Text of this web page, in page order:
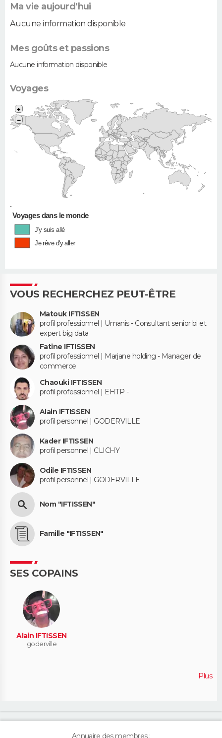
Ma vie aujourd'hui
Aucune information disponible
Mes goûts et passions
Aucune information disponible
Voyages
•
+
−
Voyages dans le monde
J'y suis allé
Je rêve d'y aller
VOUS RECHERCHEZ PEUT-ÊTRE
Matouk IFTISSEN
profil professionnel | Umanis - Consultant senior bi et
expert big data
Fatine IFTISSEN
profil professionnel | Marjane holding - Manager de
commerce
Chaouki IFTISSEN
profil professionnel | EHTP -
Alain IFTISSEN
profil personnel | GODERVILLE
Kader IFTISSEN
profil personnel | CLICHY
Odile IFTISSEN
profil personnel | GODERVILLE
Nom "IFTISSEN"
Famille "IFTISSEN"
SES COPAINS
Alain IFTISSEN
goderville
Plus
Annuaire des membres :